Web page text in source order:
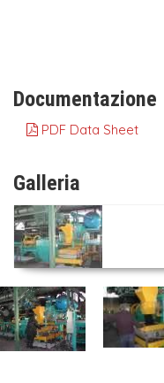
Documentazione
PDF Data Sheet
Galleria